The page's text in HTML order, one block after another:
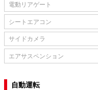
電動リアゲート
シートエアコン
サイドカメラ
エアサスペンション
自動運転